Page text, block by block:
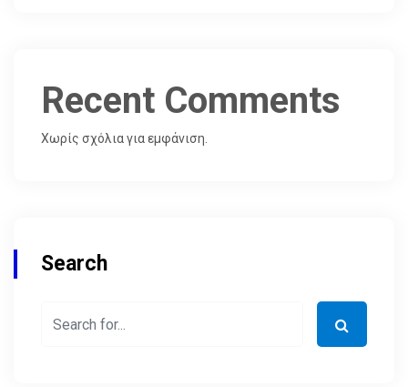
Recent Comments
Χωρίς σχόλια για εμφάνιση.
Search